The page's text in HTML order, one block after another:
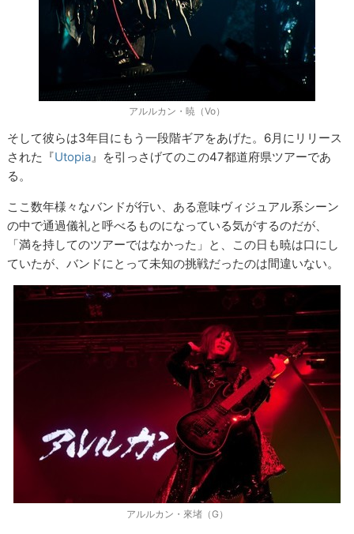
アルルカン・暁（Vo）
そして彼らは3年目にもう一段階ギアをあげた。6月にリリース
された『Utopia』を引っさげてのこの47都道府県ツアーであ
る。
ここ数年様々なバンドが行い、ある意味ヴィジュアル系シーン
の中で通過儀礼と呼べるものになっている気がするのだが、
「満を持してのツアーではなかった」と、この日も暁は口にし
ていたが、バンドにとって未知の挑戦だったのは間違いない。
アルルカン・來堵（G）